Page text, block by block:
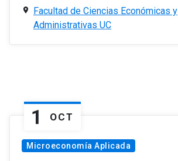
Facultad de Ciencias Económicas y
Administrativas UC
1 OCT
Microeconomía Aplicada